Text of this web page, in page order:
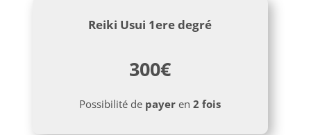
Reiki Usui 1ere degré
300€
Possibilité de payer en2 fois